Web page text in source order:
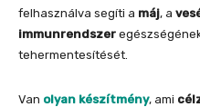
felhasználva segíti a máj, a
immunrendszer
tehermentesítését.
Van olyan készítmény, ami